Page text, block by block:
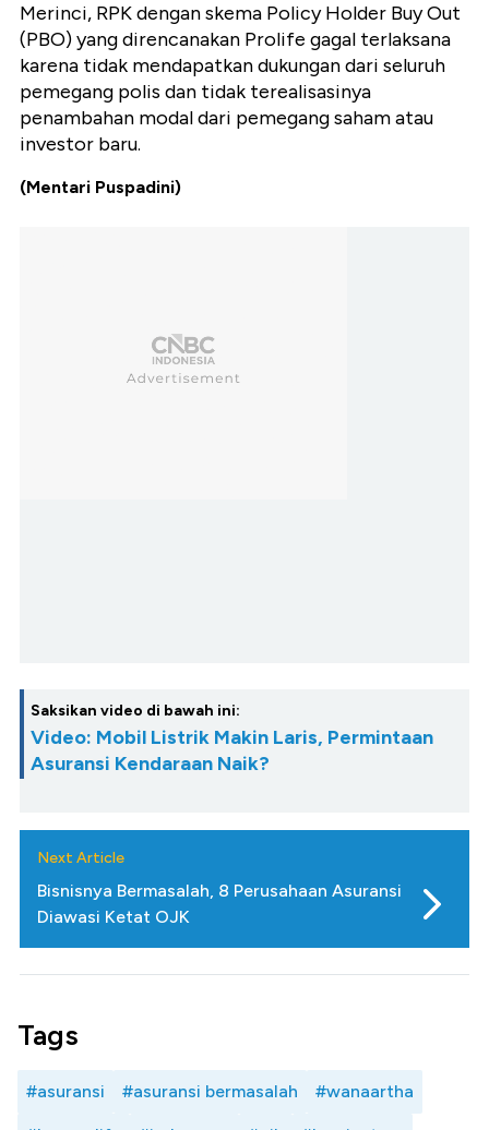
Merinci, RPK dengan skema Policy Holder Buy Out
(PBO) yang direncanakan Prolife gagal terlaksana
karena tidak mendapatkan dukungan dari seluruh
pemegang polis dan tidak terealisasinya
penambahan modal dari pemegang saham atau
investor baru.
(Mentari Puspadini)
Saksikan video di bawah ini:
Video: Mobil Listrik Makin Laris, Permintaan
Asuransi Kendaraan Naik?
Next Article
Bisnisnya Bermasalah, 8 Perusahaan Asuransi
Diawasi Ketat OJK
Tags
#asuransi #asuransi bermasalah #wanaartha